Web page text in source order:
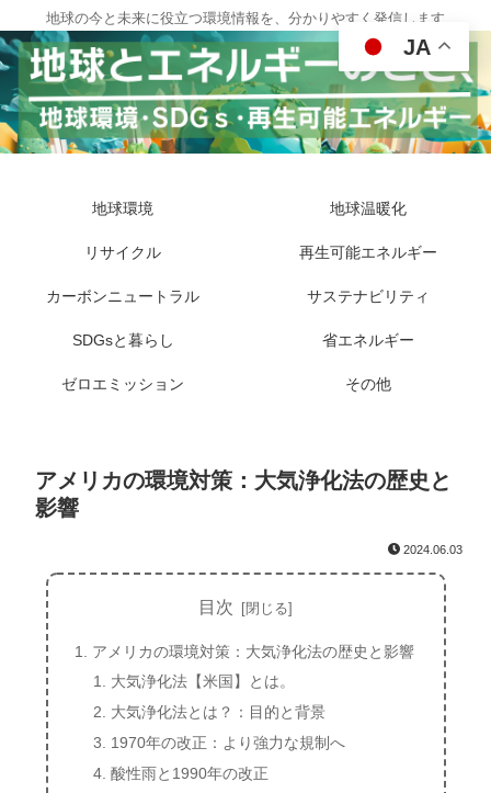
地球の今と未来に役立つ環境情報を、分かりやすく発信します
地球環境 地球温暖化
リサイクル 再生可能エネルギー
カーボンニュートラル サステナビリティ
SDGsと暮らし 省エネルギー
ゼロエミッション その他
アメリカの環境対策：大気浄化法の歴史と
影響
2024.06.03
目次
アメリカの環境対策：大気浄化法の歴史と影響
大気浄化法【米国】とは。
大気浄化法とは？：目的と背景
1970年の改正：より強力な規制へ
酸性雨と1990年の改正
JA